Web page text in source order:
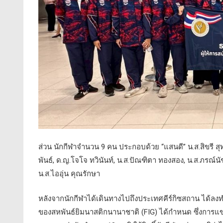
ส่วน นักกีฬาจำนวน 9 คน ประกอบด้วย “แสนดี” น.ส.สิขรี
พันธ์, ด.ญ.โจโจ ทวินันท์, น.ส.ปัณฑิตา ทองสอง, น.ส.ภรณ์
น.ส.ไออุ่น คุณรักษา
หลังจากนักกีฬาได้เดินทางไปถึงประเทศคีร์กิซสถาน ได้ล
ของสหพันธ์ยิมนาสติกนานาชาติ (FIG) ได้กำหนด ซึ่งการแ